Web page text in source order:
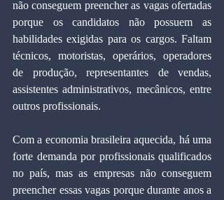
não conseguem preencher as vagas ofertadas
porque os candidatos não possuem as
habilidades exigidas para os cargos. Faltam
técnicos, motoristas, operários, operadores
de produção, representantes de vendas,
assistentes administrativos, mecânicos, entre
outros profissionais.
Com a economia brasileira aquecida, há uma
forte demanda por profissionais qualificados
no país, mas as empresas não conseguem
preencher essas vagas porque durante anos a